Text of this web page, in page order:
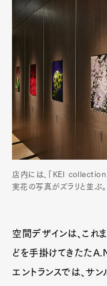
店内には、「KEI collection
実花の写真がズラリと並ぶ。
空間デザインは、これ
どを手掛けてきたた
エントランスでは、サ